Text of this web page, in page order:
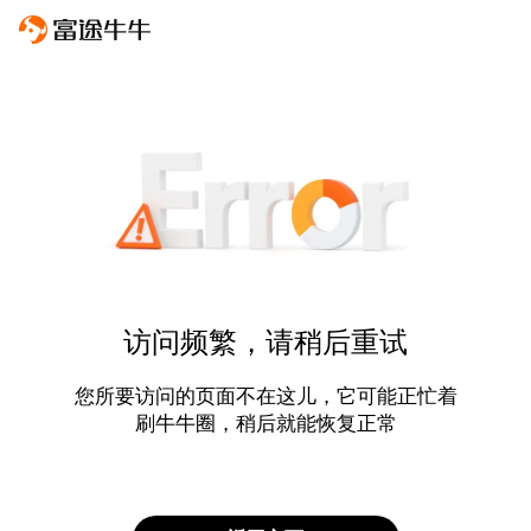
访问频繁，请稍后重试
您所要访问的页面不在这儿，它可能正忙着
刷牛牛圈，稍后就能恢复正常